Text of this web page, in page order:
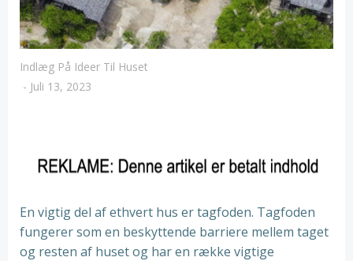
Indlæg På Ideer Til Huset
- Juli 13, 2023
En vigtig del af ethvert hus er tagfoden. Tagfoden
fungerer som en beskyttende barriere mellem taget
og resten af huset og har en række vigtige